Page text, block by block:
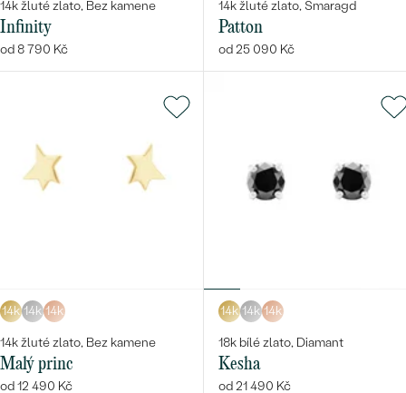
14k žluté zlato, Bez kamene
Infinity
od 8 790 Kč
14k žluté zlato, Smaragd
Patton
od 25 090 Kč
14k 14k 14k
14k žluté zlato, Bez kamene
Malý princ
od 12 490 Kč
14k 14k 14k
18k bílé zlato, Diamant
Kesha
od 21 490 Kč